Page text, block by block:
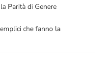
Parità di Genere
che fanno la